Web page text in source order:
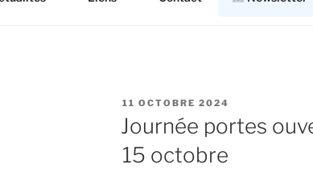
PUBLIÉ
LE
11 OCTOBRE 2024
Journée portes
15 octobre